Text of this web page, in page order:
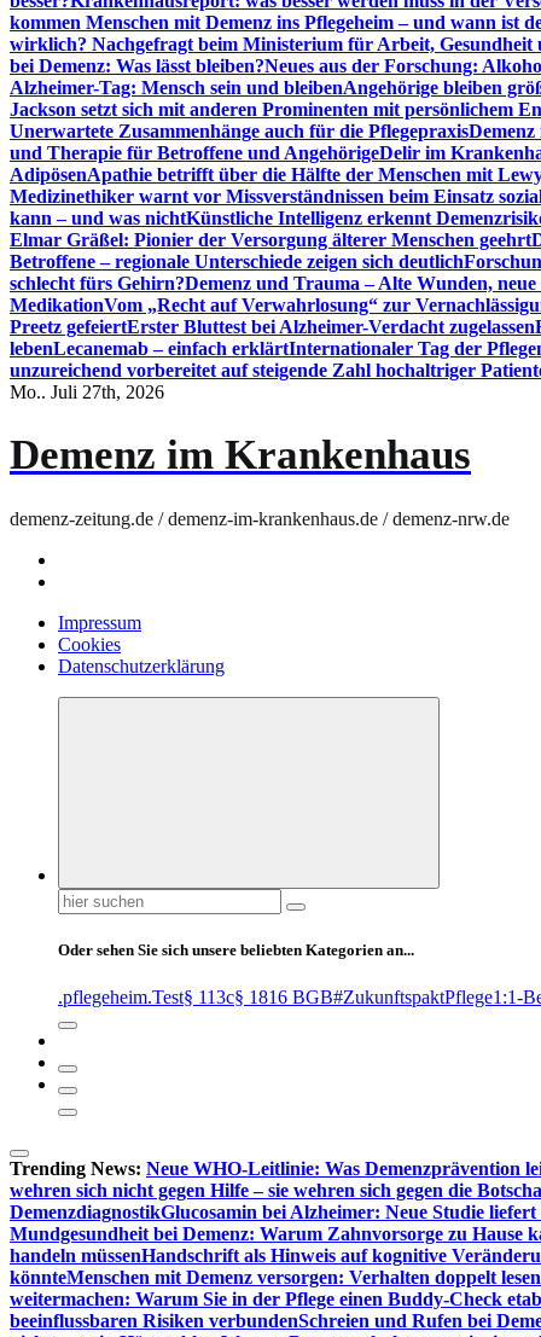
kommen Menschen mit Demenz ins Pflegeheim – und wann ist
wirklich? Nachgefragt beim Ministerium für Arbeit, Gesundheit
bei Demenz: Was lässt bleiben?Neues aus der Forschung:
Alzheimer-Tag: Mensch sein und bleibenAngehörige bleiben
Jackson setzt sich mit anderen Prominenten mit persönlichem
Unerwartete Zusammenhänge auch für die Pflegepraxis
und Therapie für Betroffene und AngehörigeDelir im
AdipösenApathie betrifft über die Hälfte der Menschen mit
Medizinethiker warnt vor Missverständnissen beim Einsatz
kann – und was nichtKünstliche Intelligenz erkennt
Elmar Gräßel: Pionier der Versorgung älterer Menschen geehrt
Betroffene – regionale Unterschiede zeigen sich deutlich
schlecht fürs Gehirn?Demenz und Trauma – Alte Wunden,
MedikationVom „Recht auf Verwahrlosung“ zur
Preetz gefeiertErster Bluttest bei Alzheimer-Verdacht zugelassen
lebenLecanemab – einfach erklärtInternationaler Tag der
unzureichend vorbereitet auf steigende Zahl hochaltriger
Mo.. Juli 27th, 2026
Demenz im Krankenhaus
demenz-zeitung.de / demenz-im-krankenhaus.de / demenz-nrw.de
Impressum
Cookies
Datenschutzerklärung
Suchen
nach:
Oder sehen Sie sich unsere beliebten Kategorien an...
.pflegeheim.Test§ 113c§ 1816 BGB#ZukunftspaktPflege1:1-
Trending News: Neue WHO-Leitlinie: Was Demenzprävention
wehren sich nicht gegen Hilfe – sie wehren sich gegen die
DemenzdiagnostikGlucosamin bei Alzheimer: Neue Studie
Mundgesundheit bei Demenz: Warum Zahnvorsorge zu Hause
handeln müssenHandschrift als Hinweis auf kognitive
könnteMenschen mit Demenz versorgen: Verhalten doppelt lesen
weitermachen: Warum Sie in der Pflege einen Buddy-Check
beeinflussbaren Risiken verbundenSchreien und Rufen bei